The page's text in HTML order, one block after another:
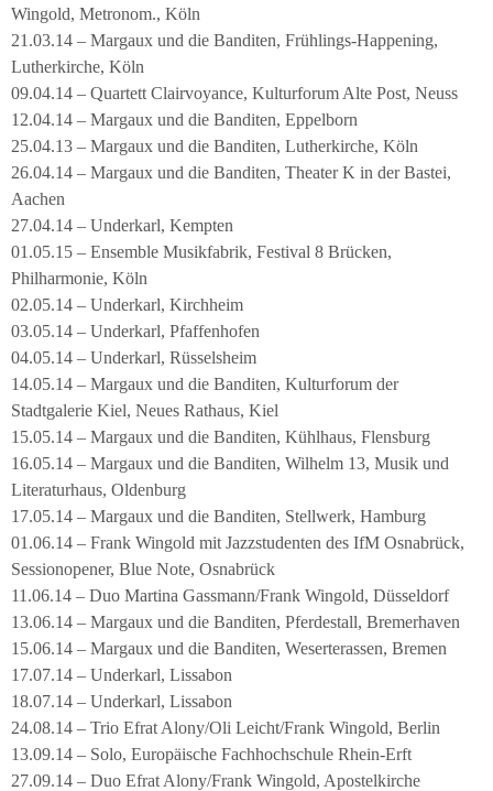
Wingold, Metronom., Köln
21.03.14 – Margaux und die Banditen, Frühlings-Happening,
Lutherkirche, Köln
09.04.14 – Quartett Clairvoyance, Kulturforum Alte Post, Neuss
12.04.14 – Margaux und die Banditen, Eppelborn
25.04.13 – Margaux und die Banditen, Lutherkirche, Köln
26.04.14 – Margaux und die Banditen, Theater K in der Bastei,
Aachen
27.04.14 – Underkarl, Kempten
01.05.15 – Ensemble Musikfabrik, Festival 8 Brücken,
Philharmonie, Köln
02.05.14 – Underkarl, Kirchheim
03.05.14 – Underkarl, Pfaffenhofen
04.05.14 – Underkarl, Rüsselsheim
14.05.14 – Margaux und die Banditen, Kulturforum der
Stadtgalerie Kiel, Neues Rathaus, Kiel
15.05.14 – Margaux und die Banditen, Kühlhaus, Flensburg
16.05.14 – Margaux und die Banditen, Wilhelm 13, Musik und
Literaturhaus, Oldenburg
17.05.14 – Margaux und die Banditen, Stellwerk, Hamburg
01.06.14 – Frank Wingold mit Jazzstudenten des IfM Osnabrück,
Sessionopener, Blue Note, Osnabrück
11.06.14 – Duo Martina Gassmann/Frank Wingold, Düsseldorf
13.06.14 – Margaux und die Banditen, Pferdestall, Bremerhaven
15.06.14 – Margaux und die Banditen, Weserterassen, Bremen
17.07.14 – Underkarl, Lissabon
18.07.14 – Underkarl, Lissabon
24.08.14 – Trio Efrat Alony/Oli Leicht/Frank Wingold, Berlin
13.09.14 – Solo, Europäische Fachhochschule Rhein-Erft
27.09.14 – Duo Efrat Alony/Frank Wingold, Apostelkirche